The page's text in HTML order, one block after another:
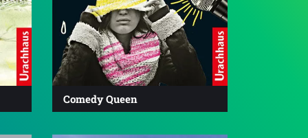
Comedy Queen